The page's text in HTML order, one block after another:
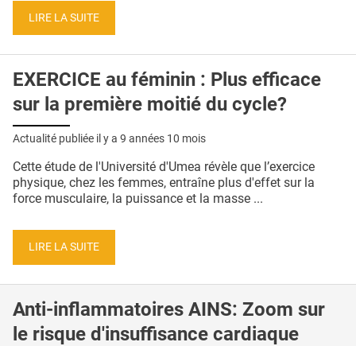
CONTACT
LIRE LA SUITE
EXERCICE au féminin : Plus efficace
sur la première moitié du cycle?
Actualité publiée il y a 9 années 10 mois
Cette étude de l'Université d'Umea révèle que l’exercice
physique, chez les femmes, entraîne plus d'effet sur la
force musculaire, la puissance et la masse ...
LIRE LA SUITE
Anti-inflammatoires AINS: Zoom sur
le risque d'insuffisance cardiaque